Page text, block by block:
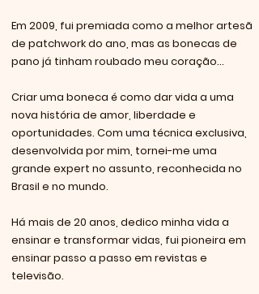
Em 2009, fui premiada como a melhor artesã
de patchwork do ano, mas as bonecas de
pano já tinham roubado meu coração...
Criar uma boneca é como dar vida a uma
nova história de amor, liberdade e
oportunidades. Com uma técnica exclusiva,
desenvolvida por mim, tornei-me uma
grande expert no assunto, reconhecida no
Brasil e no mundo.
Há mais de 20 anos, dedico minha vida a
ensinar e transformar vidas, fui pioneira em
ensinar passo a passo em revistas e
televisão.